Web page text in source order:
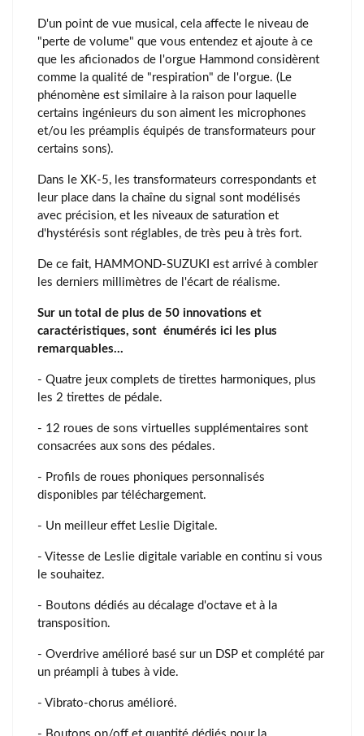
D'un point de vue musical, cela affecte le niveau de
"perte de volume" que vous entendez et ajoute à ce
que les aficionados de l'orgue Hammond considèrent
comme la qualité de "respiration" de l'orgue. (Le
phénomène est similaire à la raison pour laquelle
certains ingénieurs du son aiment les microphones
et/ou les préamplis équipés de transformateurs pour
certains sons).
Dans le XK-5, les transformateurs correspondants et
leur place dans la chaîne du signal sont modélisés
avec précision, et les niveaux de saturation et
d'hystérésis sont réglables, de très peu à très fort.
De ce fait, HAMMOND-SUZUKI est arrivé à combler
les derniers millimètres de l'écart de réalisme.
Sur un total de plus de 50 innovations et
caractéristiques, sont énumérés ici les plus
remarquables...
- Quatre jeux complets de tirettes harmoniques, plus
les 2 tirettes de pédale.
- 12 roues de sons virtuelles supplémentaires sont
consacrées aux sons des pédales.
- Profils de roues phoniques personnalisés
disponibles par téléchargement.
- Un meilleur effet Leslie Digitale.
- Vitesse de Leslie digitale variable en continu si vous
le souhaitez.
- Boutons dédiés au décalage d'octave et à la
transposition.
- Overdrive amélioré basé sur un DSP et complété par
un préampli à tubes à vide.
- Vibrato-chorus amélioré.